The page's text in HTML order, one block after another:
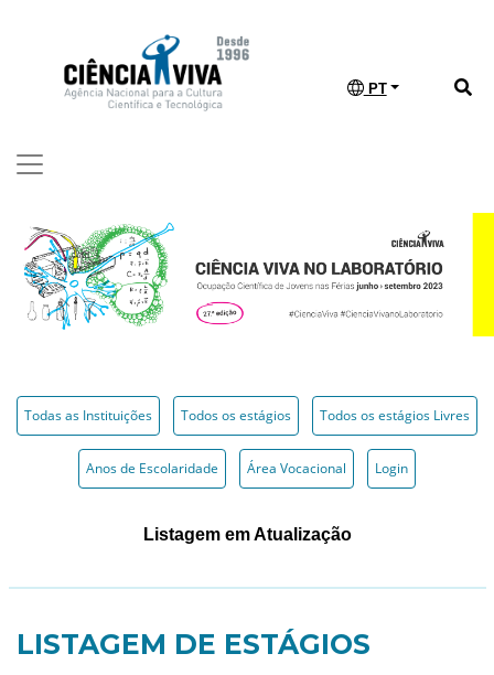
PT
Todas as Instituições Todos os estágios Todos os estágios Livres
Anos de Escolaridade Área Vocacional Login
Listagem em Atualização
LISTAGEM DE ESTÁGIOS